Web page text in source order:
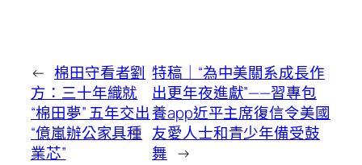
← 棉田守看者劉
方：三十年織就
“棉田夢” 五年交出
“億嵐辦公家具種
業芯”
特稿｜“為中美關系成長作
出更年夜進獻”——習專包
養app近平主席復信令美國
友愛人士和青少年備受鼓
舞 →